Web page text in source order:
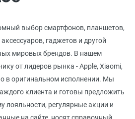
выбор смартфонов, планшетов,
гаджетов и другой
мировых брендов. В нашем
от лидеров рынка - Apple, Xiaomi,
в оригинальном исполнении. Мы
клиента и готовы предложить
лояльности, регулярные акции и